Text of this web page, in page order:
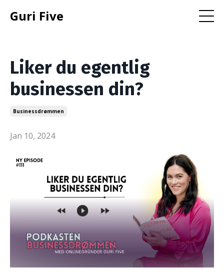
Guri Five
Liker du egentlig
businessen din?
Businessdrømmen
Jan 10, 2024